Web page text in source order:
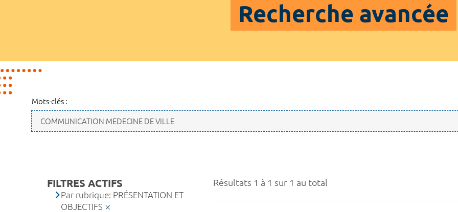
Recherche avancée
Mots-clés :
Résultats 1 à 1 sur 1 au total
FILTRES ACTIFS
Par rubrique: PRÉSENTATION ET
OBJECTIFS